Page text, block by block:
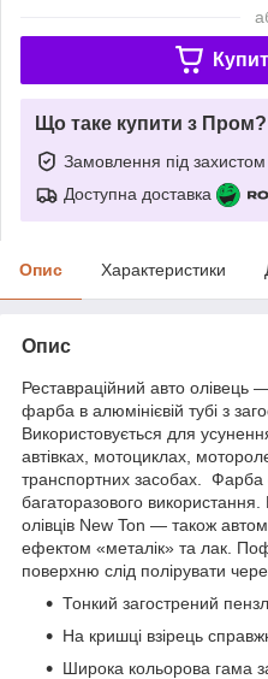
Що таке купити з Пром?
Замовлення під захистом
Доступна доставка
Опис Характеристики
Опис
Реставраційний авто олівець
фарба в алюмінієвій тубі з
Використовується для
автівках, мотоциклах,
транспортних засобах. Фарба
багаторазового
олівців New Ton — також
ефектом «металік» та лак.
поверхню слід полірувати
Тонкий загострений
На кришці взірець
Широка кольорова гама